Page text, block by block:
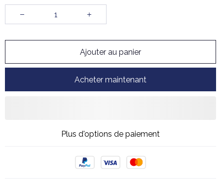
Ajouter au panier
Acheter maintenant
Plus d'options de paiement